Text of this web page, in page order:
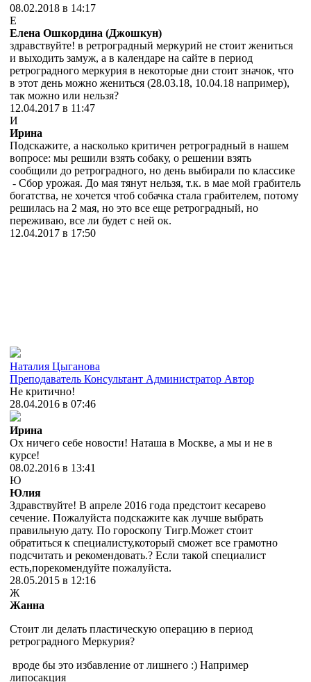
08.02.2018 в 14:17
Е
Елена Ошкордина (Джошкун)
здравствуйте! в ретроградный меркурий не стоит жениться
и выходить замуж, а в календаре на сайте в период
ретроградного меркурия в некоторые дни стоит значок, что
в этот день можно жениться (28.03.18, 10.04.18 например),
так можно или нельзя?
12.04.2017 в 11:47
И
Ирина
Подскажите, а насколько критичен ретроградный в нашем
вопросе: мы решили взять собаку, о решении взять
сообщили до ретроградного, но день выбирали по классике
- Сбор урожая. До мая тянут нельзя, т.к. в мае мой грабитель
богатства, не хочется чтоб собачка стала грабителем, потому
решилась на 2 мая, но это все еще ретроградный, но
переживаю, все ли будет с ней ок.
12.04.2017 в 17:50
Наталия Цыганова
Преподаватель Консультант Администратор Автор
Не критично!
28.04.2016 в 07:46
Ирина
Ох ничего себе новости! Наташа в Москве, а мы и не в
курсе!
08.02.2016 в 13:41
Ю
Юлия
Здравствуйте! В апреле 2016 года предстоит кесарево
сечение. Пожалуйста подскажите как лучше выбрать
правильную дату. По гороскопу Тигр.Может стоит
обратиться к специалисту,который сможет все грамотно
подсчитать и рекомендовать.? Если такой специалист
есть,порекомендуйте пожалуйста.
28.05.2015 в 12:16
Ж
Жанна
Cтоит ли делать пластическую операцию в период
ретроградного Меркурия?
вроде бы это избавление от лишнего :) Например
липосакция